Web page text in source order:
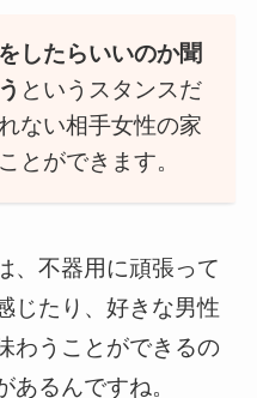
したらいいのか聞
というスタンスだ
ない相手女性の家
とができます。
不器用に頑張って
じたり、好きな男性
わうことができるの
あるんですね。